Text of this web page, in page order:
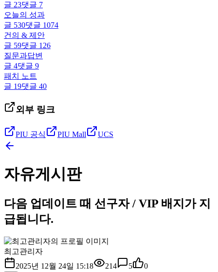
글 23댓글 7
오늘의 성과
글 530댓글 1074
건의 & 제안
글 59댓글 126
질문과답변
글 4댓글 9
패치 노트
글 19댓글 40
외부 링크
PIU 공식 PIU Mall UCS
자유게시판
다음 업데이트 때 선구자 / VIP 배지가 지
급됩니다.
최고관리자
2025년 12월 24일 15:18
214 5 0